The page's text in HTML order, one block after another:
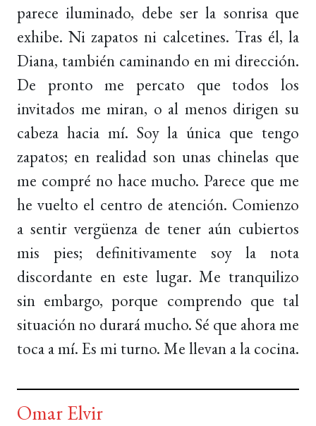
parece iluminado, debe ser la sonrisa que
exhibe. Ni zapatos ni calcetines. Tras él, la
Diana, también caminando en mi dirección.
De pronto me percato que todos los
invitados me miran, o al menos dirigen su
cabeza hacia mí. Soy la única que tengo
zapatos; en realidad son unas chinelas que
me compré no hace mucho. Parece que me
he vuelto el centro de atención. Comienzo
a sentir vergüenza de tener aún cubiertos
mis pies; definitivamente soy la nota
discordante en este lugar. Me tranquilizo
sin embargo, porque comprendo que tal
situación no durará mucho. Sé que ahora me
toca a mí. Es mi turno. Me llevan a la cocina.
Omar Elvir